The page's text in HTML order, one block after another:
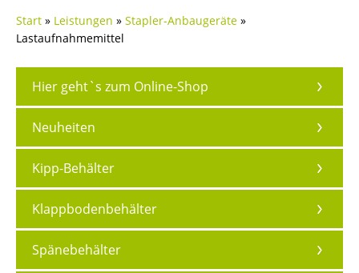
Start » Leistungen » Stapler-Anbaugeräte »
Lastaufnahmemittel
Hier geht`s zum Online-Shop
Neuheiten
Kipp-Behälter
Klappbodenbehälter
Spänebehälter